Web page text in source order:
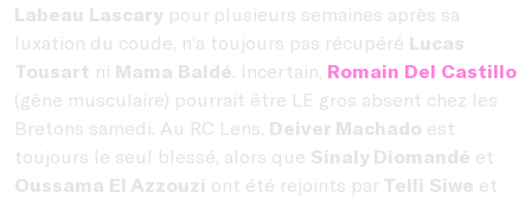
Labeau Lascary pour plusieurs semaines après sa
luxation du coude, n’a toujours pas récupéré Lucas
Tousart ni Mama Baldé. Incertain, Romain Del Castillo
(gêne musculaire) pourrait être LE gros absent chez les
Bretons samedi. Au RC Lens, Deiver Machado est
toujours le seul blessé, alors que Sinaly Diomandé et
Oussama El Azzouzi ont été rejoints par Telli Siwe et